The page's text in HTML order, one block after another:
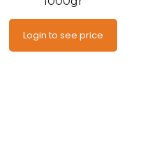
Login to see price